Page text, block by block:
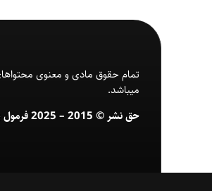
تمام حقوق مادی و معنوی
میباشد.
حق نشر © 2015 – 2025 فرمول یک ایران